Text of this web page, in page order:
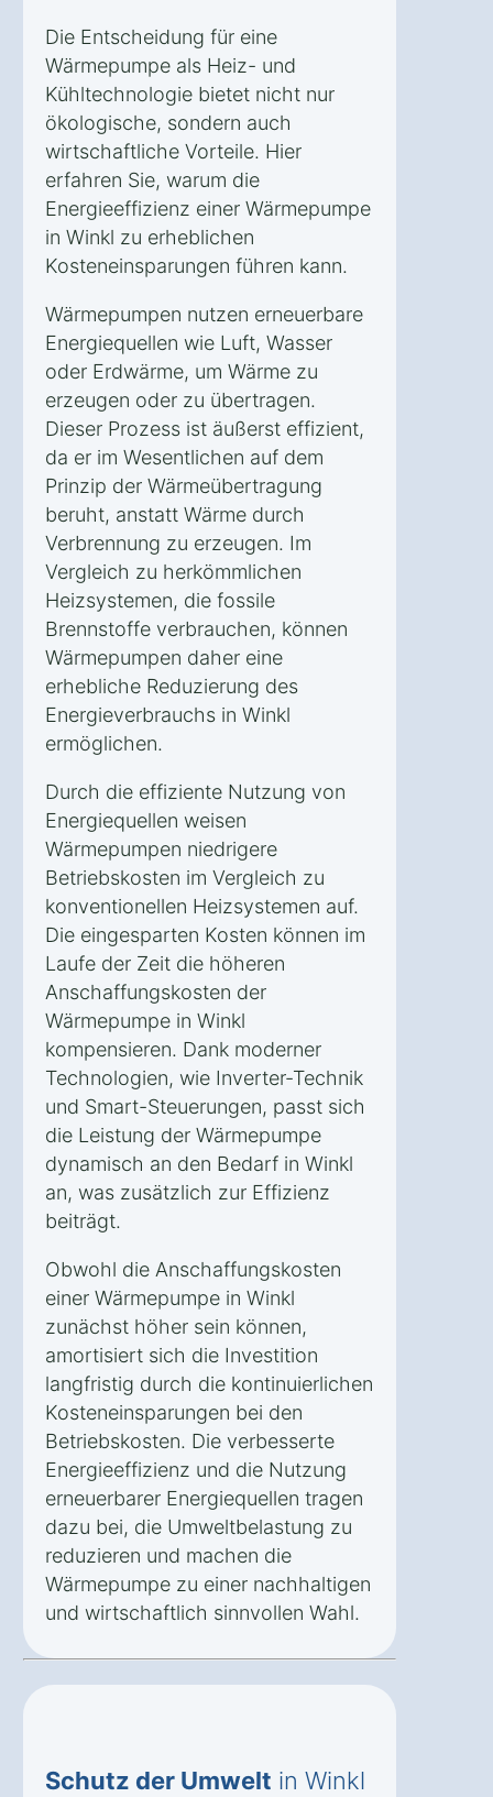
Die Entscheidung für eine
Wärmepumpe als Heiz- und
Kühltechnologie bietet nicht nur
ökologische, sondern auch
wirtschaftliche Vorteile. Hier
erfahren Sie, warum die
Energieeffizienz einer Wärmepumpe
in Winkl zu erheblichen
Kosteneinsparungen führen kann.
Wärmepumpen nutzen erneuerbare
Energiequellen wie Luft, Wasser
oder Erdwärme, um Wärme zu
erzeugen oder zu übertragen.
Dieser Prozess ist äußerst effizient,
da er im Wesentlichen auf dem
Prinzip der Wärmeübertragung
beruht, anstatt Wärme durch
Verbrennung zu erzeugen. Im
Vergleich zu herkömmlichen
Heizsystemen, die fossile
Brennstoffe verbrauchen, können
Wärmepumpen daher eine
erhebliche Reduzierung des
Energieverbrauchs in Winkl
ermöglichen.
Durch die effiziente Nutzung von
Energiequellen weisen
Wärmepumpen niedrigere
Betriebskosten im Vergleich zu
konventionellen Heizsystemen auf.
Die eingesparten Kosten können im
Laufe der Zeit die höheren
Anschaffungskosten der
Wärmepumpe in Winkl
kompensieren. Dank moderner
Technologien, wie Inverter-Technik
und Smart-Steuerungen, passt sich
die Leistung der Wärmepumpe
dynamisch an den Bedarf in Winkl
an, was zusätzlich zur Effizienz
beiträgt.
Obwohl die Anschaffungskosten
einer Wärmepumpe in Winkl
zunächst höher sein können,
amortisiert sich die Investition
langfristig durch die kontinuierlichen
Kosteneinsparungen bei den
Betriebskosten. Die verbesserte
Energieeffizienz und die Nutzung
erneuerbarer Energiequellen tragen
dazu bei, die Umweltbelastung zu
reduzieren und machen die
Wärmepumpe zu einer nachhaltigen
und wirtschaftlich sinnvollen Wahl.
Schutz der Umwelt in Winkl